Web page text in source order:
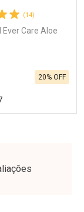
(14)
Ever Care Aloe
20% OFF